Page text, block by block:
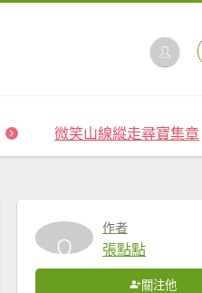
微笑山線縱走尋寶集章
作者
張點點
關注他